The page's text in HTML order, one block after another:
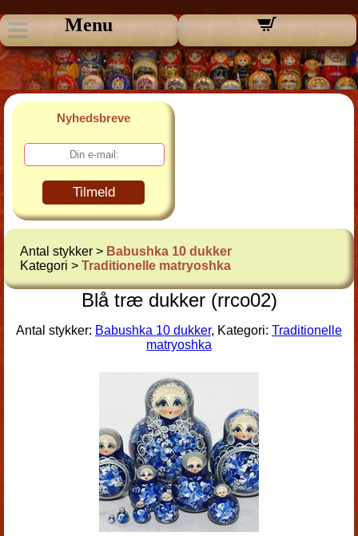
Menu
Nyhedsbreve
Tilmeld
Antal stykker > Babushka 10 dukker
Kategori > Traditionelle matryoshka
Blå træ dukker (rrco02)
Antal stykker: Babushka 10 dukker, Kategori: Traditionelle
matryoshka